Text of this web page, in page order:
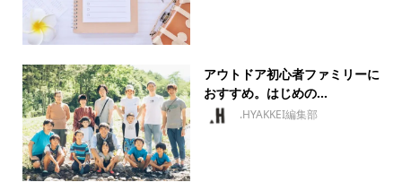
アウトドア初心者ファミリーに
おすすめ。はじめの...
.HYAKKEI編集部